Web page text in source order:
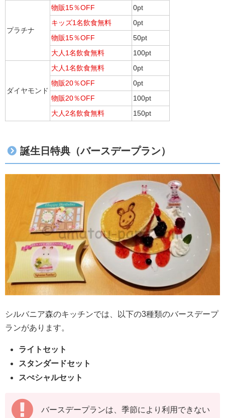
プラチナ
物販15％OFF
0pt
キッズ1名飲食無料
0pt
物販15％OFF
50pt
大人1名飲食無料
100pt
ダイヤモンド
大人1名飲食無料
0pt
物販20％OFF
0pt
物販20％OFF
100pt
大人2名飲食無料
150pt
誕生日特典（バースデープラン）
シルバニア森のキッチンでは、以下の3種類のバースデープ
ランがあります。
ライトセット
スタンダードセット
スぺシャルセット
バースデープランは、季節により利用できない